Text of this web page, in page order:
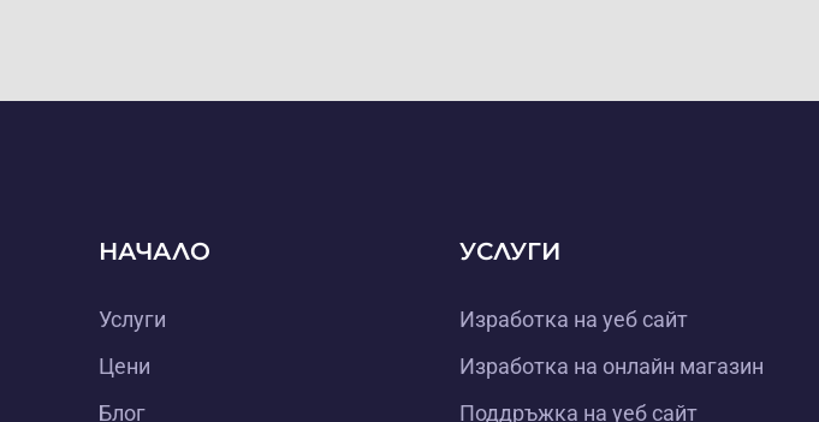
НАЧАЛО
Услуги
Цени
Блог
УСЛУГИ
Изработка на уеб сайт
Изработка на онлайн магазин
Поддръжка на уеб сайт